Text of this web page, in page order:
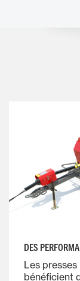
DES
Les presses
bénéficient